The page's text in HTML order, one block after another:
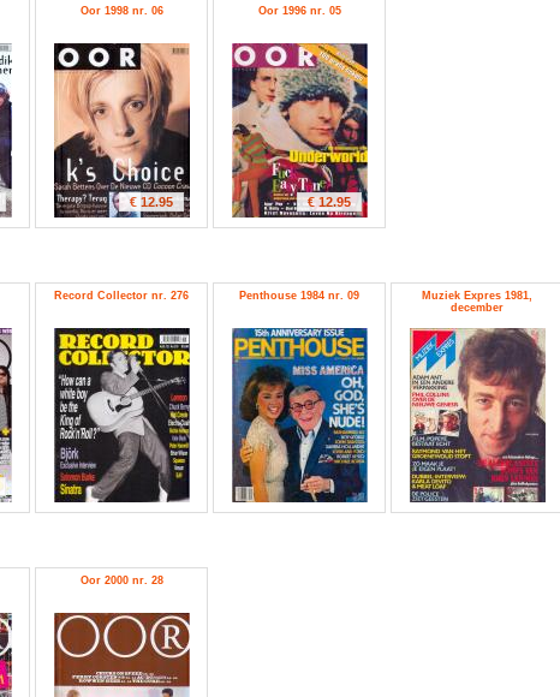
Oor 1998 nr. 06
€ 12.95
Oor 1996 nr. 05
€ 12.95
Record Collector nr. 276 Penthouse 1984 nr. 09
Muziek Expres 1981,
december
Oor 2000 nr. 28